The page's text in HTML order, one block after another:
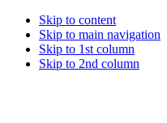
Skip to content
Skip to main navigation
Skip to 1st column
Skip to 2nd column